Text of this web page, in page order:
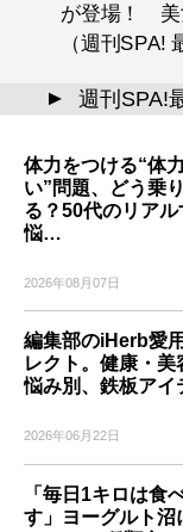
が登場！ 美
（週刊SPA!
▲ 週刊SPA!
体力をつける“体
い”問題、どう乗
る？50代のリアル
悩…
2026年08月07日
編集部のiHerb愛
レクト。健康・美
悩み別、鉄板ア
2026年06月22日
「毎日1キロは食
す」ヨーグルト沼